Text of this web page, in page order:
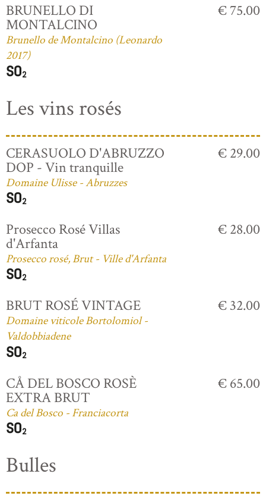
BRUNELLO DI
MONTALCINO
Brunello de Montalcino (Leonardo
2017)
€ 75.00
Les vins rosés
CERASUOLO D'ABRUZZO
DOP - Vin tranquille
Domaine Ulisse - Abruzzes
€ 29.00
Prosecco Rosé Villas
d'Arfanta
Prosecco rosé, Brut - Ville d'Arfanta
€ 28.00
BRUT ROSÉ VINTAGE
Domaine viticole Bortolomiol -
Valdobbiadene
€ 32.00
CÅ DEL BOSCO ROSÈ
EXTRA BRUT
Ca del Bosco - Franciacorta
€ 65.00
Bulles